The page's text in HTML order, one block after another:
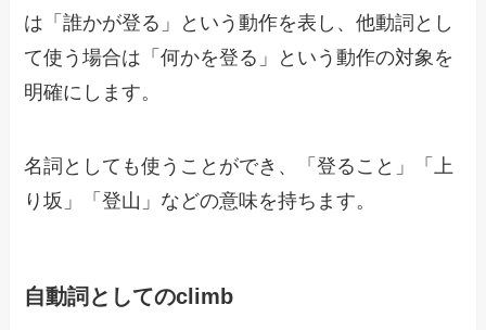
は「誰かが登る」という動作を表し、他動詞とし
て使う場合は「何かを登る」という動作の対象を
明確にします。
名詞としても使うことができ、「登ること」「上
り坂」「登山」などの意味を持ちます。
自動詞としてのclimb